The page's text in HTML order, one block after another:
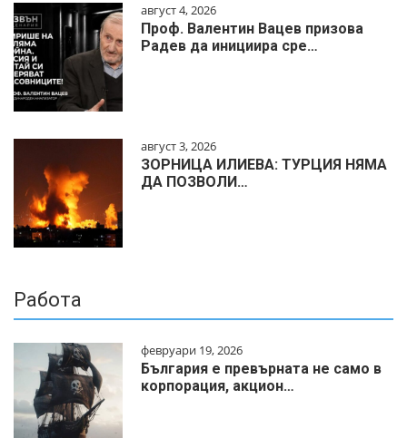
август 4, 2026
Проф. Валентин Вацев призова
Радев да инициира сре…
август 3, 2026
ЗОРНИЦА ИЛИЕВА: ТУРЦИЯ НЯМА
ДА ПОЗВОЛИ…
Работа
февруари 19, 2026
България е превърната не само в
корпорация, акцион…